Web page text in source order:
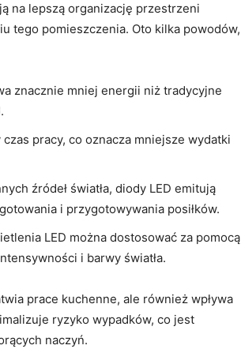
na‍ lepszą ‍organizację ‍przestrzeni
tego pomieszczenia. Oto⁤ kilka powodów,
znacznie mniej energii niż tradycyjne
czas pracy, co oznacza mniejsze wydatki
źródeł światła, ‍diody​ LED emitują
i przygotowywania posiłków.
LED⁣ można dostosować za pomocą
i⁢ barwy światła.
prace kuchenne, ale również wpływa
⁢ryzyko⁢ wypadków, co​ jest
naczyń.